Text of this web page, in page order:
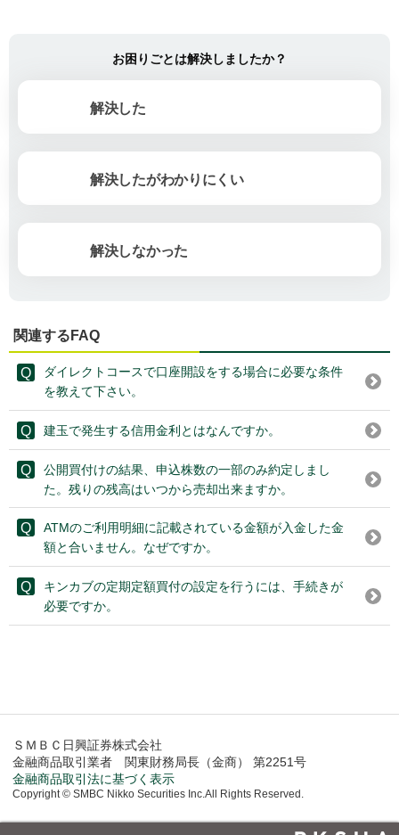
お困りごとは解決しましたか？
解決した
解決したがわかりにくい
解決しなかった
関連するFAQ
ダイレクトコースで口座開設をする場合に必要な条件
を教えて下さい。
建玉で発生する信用金利とはなんですか。
公開買付けの結果、申込株数の一部のみ約定しまし
た。残りの残高はいつから売却出来ますか。
ATMのご利用明細に記載されている金額が入金した金
額と合いません。なぜですか。
キンカブの定期定額買付の設定を行うには、手続きが
必要ですか。
ＳＭＢＣ日興証券株式会社
金融商品取引業者 関東財務局長（金商） 第2251号
金融商品取引法に基づく表示
Copyright © SMBC Nikko Securities Inc.All Rights Reserved.